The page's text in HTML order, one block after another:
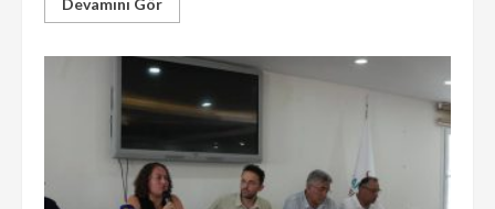
Devamını Gör